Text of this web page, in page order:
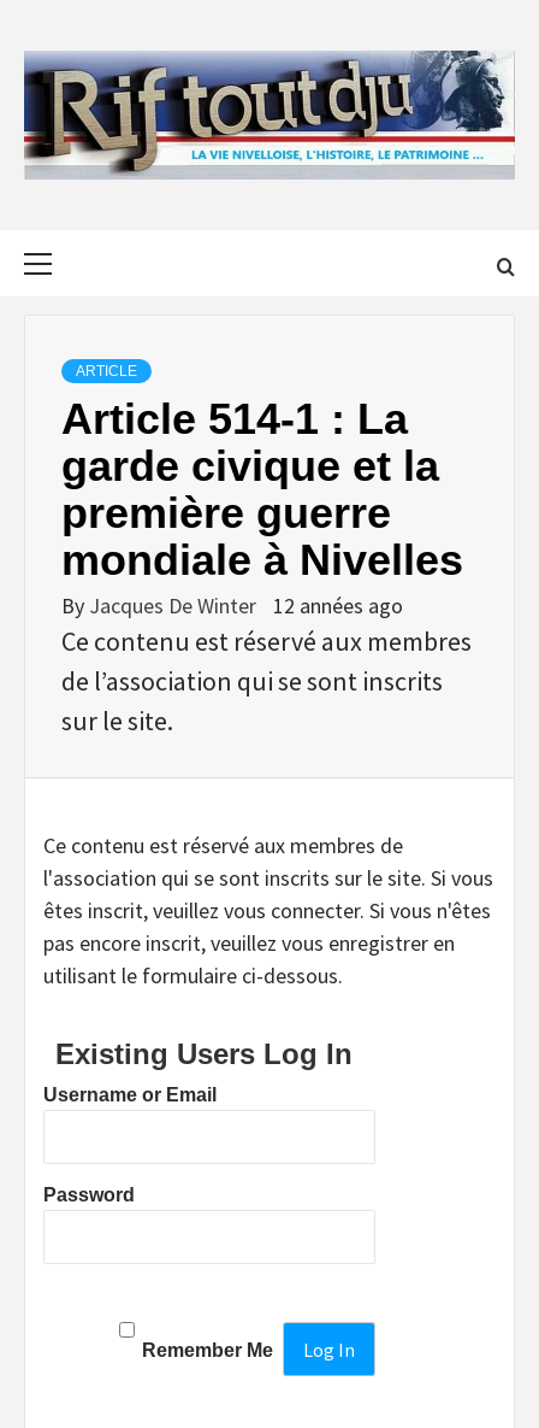
content
ARTICLE
Article 514-1 : La
garde civique et la
première guerre
mondiale à Nivelles
By Jacques De Winter 12 années ago
Ce contenu est réservé aux membres
de l’association qui se sont inscrits
sur le site.
Ce contenu est réservé aux membres de
l'association qui se sont inscrits sur le site. Si vous
êtes inscrit, veuillez vous connecter. Si vous n'êtes
pas encore inscrit, veuillez vous enregistrer en
utilisant le formulaire ci-dessous.
Existing Users Log In
Username or Email
Password
Remember Me